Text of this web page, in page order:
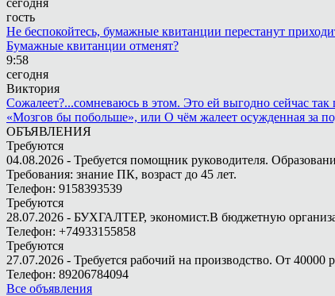
сегодня
гость
Не беспокойтесь, бумажные квитанции перестанут
Бумажные квитанции отменят?
9:58
сегодня
Виктория
Сожалеет?...сомневаюсь в этом. Это ей выгодно сейчас
«Мозгов бы побольше», или О чём жалеет осужденная за
ОБЪЯВЛЕНИЯ
Требуются
04.08.2026 - Требуется помощник руководителя.
Требования: знание ПК, возраст до 45 лет.
Телефон: 9158393539
Требуются
28.07.2026 - БУХГАЛТЕР, экономист.В бюджетную
Телефон: +74933155858
Требуются
27.07.2026 - Требуется рабочий на производство. От 40000
Телефон: 89206784094
Все объявления